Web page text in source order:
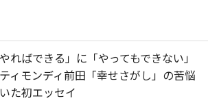
やればできる」に「やってもできない」
ィモンディ前田「幸せさがし」の苦悩
た初エッセイ